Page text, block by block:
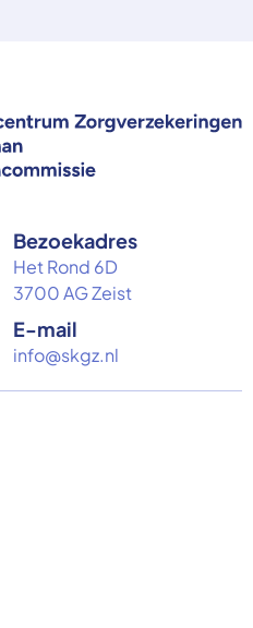
Bezoekadres
Het Rond 6D
3700 AG Zeist
E-mail
info@skgz.nl